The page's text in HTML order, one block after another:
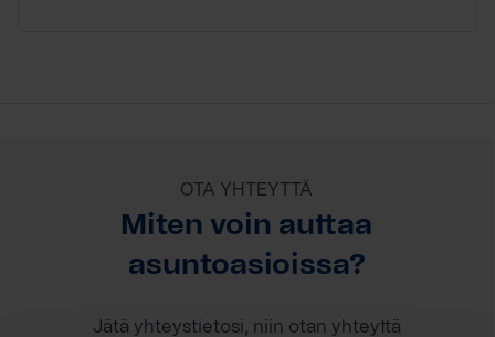
OTA YHTEYTTÄ
Miten voin auttaa
asuntoasioissa?
Jätä yhteystietosi, niin otan yhteyttä